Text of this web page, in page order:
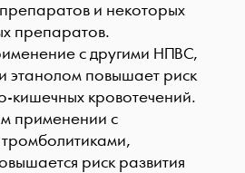
и некоторых
препаратов.
с другими НПВС,
этанолом повышает риск
кишечных кровотечений.
применении с
риск развития